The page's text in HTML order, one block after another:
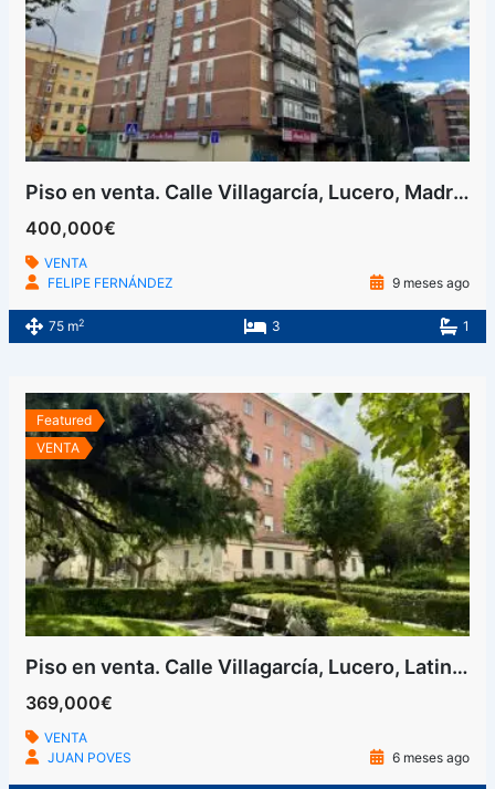
Piso en venta. Calle Villagarcía, Lucero, Madrid
400,000€
VENTA
FELIPE FERNÁNDEZ
9 meses ago
75 m2 3 1
Featured
VENTA
Piso en venta. Calle Villagarcía, Lucero, Latina, Madrid
369,000€
VENTA
JUAN POVES
6 meses ago